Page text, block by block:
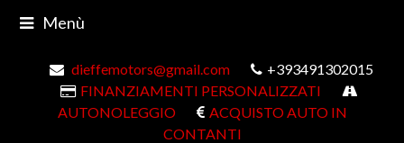
Menù
dieffemotors@gmail.com
+393491302015
FINANZIAMENTI PERSONALIZZATI
AUTONOLEGGIO
ACQUISTO AUTO IN
CONTANTI